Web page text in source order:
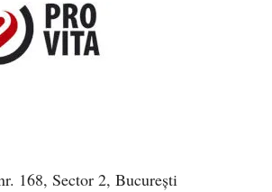
168, Sector 2, București